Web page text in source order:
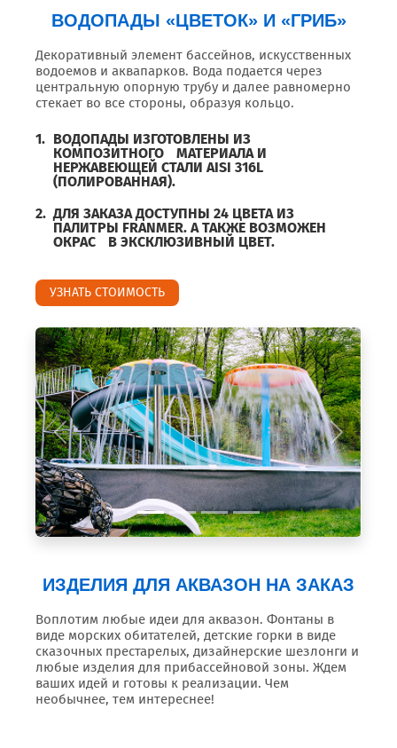
ВОДОПАДЫ «ЦВЕТОК» И «ГРИБ»
Декоративный элемент бассейнов, искусственных
водоемов и аквапарков. Вода подается через
центральную опорную трубу и далее равномерно
стекает во все стороны, образуя кольцо.
ВОДОПАДЫ ИЗГОТОВЛЕНЫ ИЗ
КОМПОЗИТНОГО МАТЕРИАЛА И
НЕРЖАВЕЮЩЕЙ СТАЛИ AISI 316L
(ПОЛИРОВАННАЯ).
ДЛЯ ЗАКАЗА ДОСТУПНЫ 24 ЦВЕТА ИЗ
ПАЛИТРЫ FRANMER. А ТАКЖЕ ВОЗМОЖЕН
ОКРАС В ЭКСКЛЮЗИВНЫЙ ЦВЕТ.
УЗНАТЬ СТОИМОСТЬ
Предыдущий
ИЗДЕЛИЯ ДЛЯ АКВАЗОН НА ЗАКАЗ
Воплотим любые идеи для аквазон. Фонтаны в
виде морских обитателей, детские горки в виде
сказочных престарелых, дизайнерские шезлонги и
любые изделия для прибассейновой зоны. Ждем
ваших идей и готовы к реализации. Чем
необычнее, тем интереснее!